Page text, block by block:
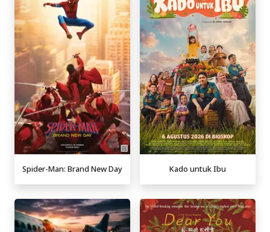
Spider-Man: Brand New Day Kado untuk Ibu